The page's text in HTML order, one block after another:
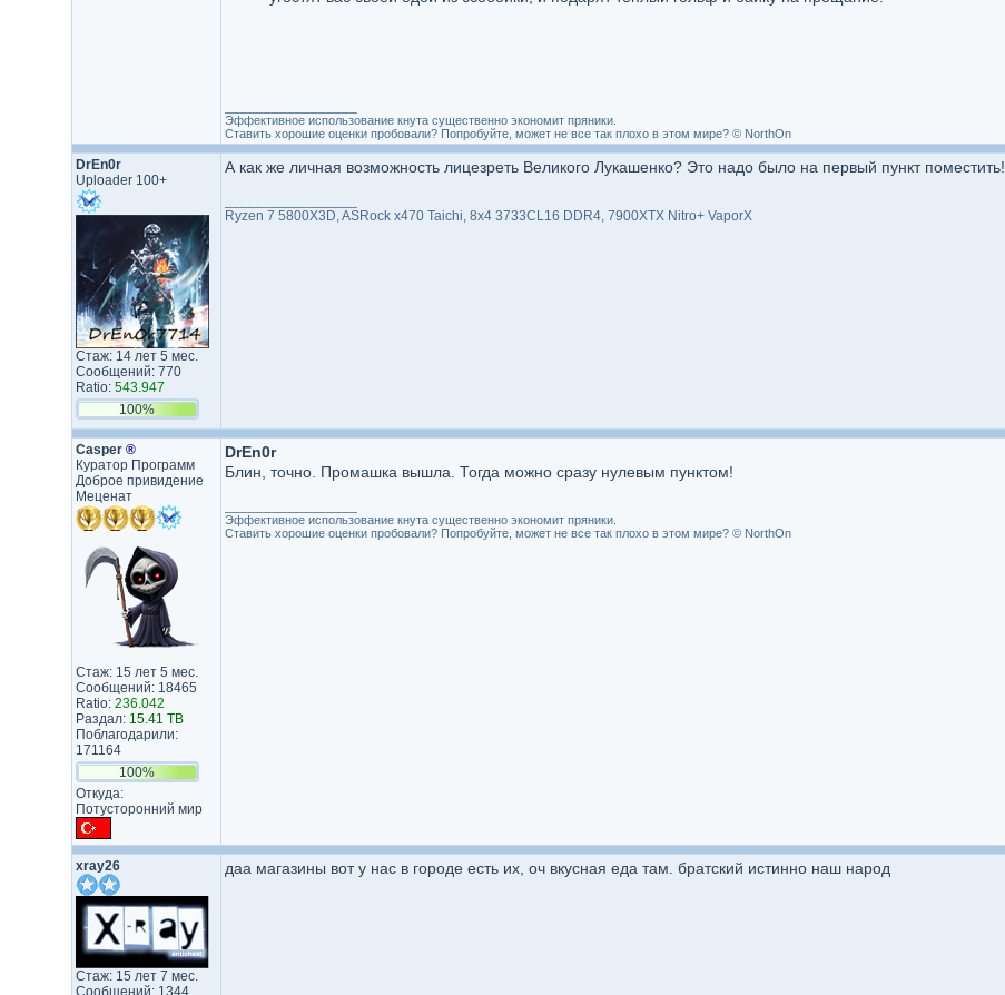
Эффективное использование кнута существенно экономит пряники.
Ставить хорошие оценки пробовали? Попробуйте, может не все так плохо в этом мире? © NorthOn
DrEn0r
Uploader 100+
Стаж: 14 лет 5 мес.
Сообщений: 770
Ratio: 543.947
100%
А как же личная возможность лицезреть Великого Лукашенко? Это надо было на первый пункт поместить!
Ryzen 7 5800X3D, ASRock x470 Taichi, 8x4 3733CL16 DDR4, 7900XTX Nitro+ VaporX
Casper ®
Куратор Программ
Доброе привидение
Меценат
Стаж: 15 лет 5 мес.
Сообщений: 18465
Ratio: 236.042
Раздал: 15.41 TB
Поблагодарили:
171164
100%
Откуда:
Потусторонний мир
DrEn0r
Блин, точно. Промашка вышла. Тогда можно сразу нулевым пунктом!
Эффективное использование кнута существенно экономит пряники.
Ставить хорошие оценки пробовали? Попробуйте, может не все так плохо в этом мире? © NorthOn
xray26
Стаж: 15 лет 7 мес.
Сообщений: 1344
даа магазины вот у нас в городе есть их, оч вкусная еда там. братский истинно наш народ